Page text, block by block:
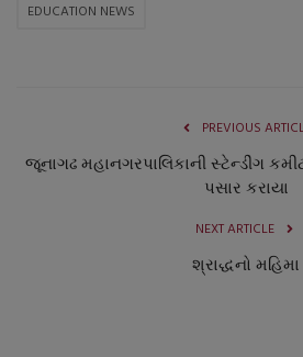
EDUCATION NEWS
PREVIOUS
જૂનાગઢ મહાનગરપાલિકાની સ્ટેન્ડીંગ
પસાર કરાયા
NEXT ARTICLE
શ્રાદ્ધનો મહિમા